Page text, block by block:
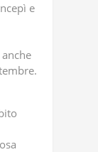
e